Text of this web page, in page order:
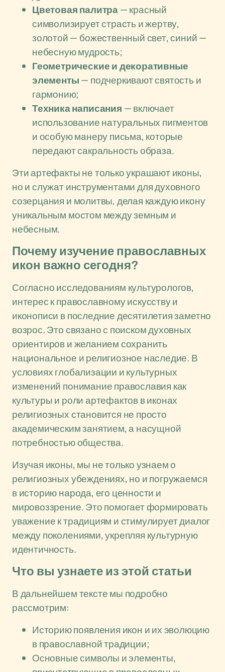
Цветовая палитра— красный
символизирует страсть и жертву,
золотой — божественный свет, синий —
небесную мудрость;
Геометрические и декоративные
элементы— подчеркивают святость и
гармонию;
Техника написания — включает
использование натуральных пигментов
и особую манеру письма, которые
передают сакральность образа.
Эти артефакты не только украшают иконы,
но и служат инструментами для духовного
созерцания и молитвы, делая каждую икону
уникальным мостом между земным и
небесным.
Почему изучение православных
икон важно сегодня?
Согласно исследованиям культурологов,
интерес к православному искусству и
иконописи в последние десятилетия заметно
возрос. Это связано с поиском духовных
ориентиров и желанием сохранить
национальное и религиозное наследие. В
условиях глобализации и культурных
изменений понимание православия как
культуры и роли артефактов в иконах
религиозных становится не просто
академическим занятием, а насущной
потребностью общества.
Изучая иконы, мы не только узнаем о
религиозных убеждениях, но и погружаемся
в историю народа, его ценности и
мировоззрение. Это помогает формировать
уважение к традициям и стимулирует диалог
между поколениями, укрепляя культурную
идентичность.
Что вы узнаете из этой статьи
В дальнейшем тексте мы подробно
рассмотрим:
Историю появления икон и их эволюцию
в православной традиции;
Основные символы и элементы,